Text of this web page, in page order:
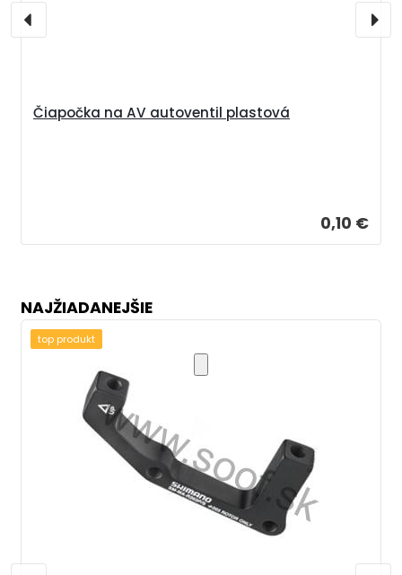
Čiapočka na AV autoventil plastová
0,10 €
NAJŽIADANEJŠIE
top produkt